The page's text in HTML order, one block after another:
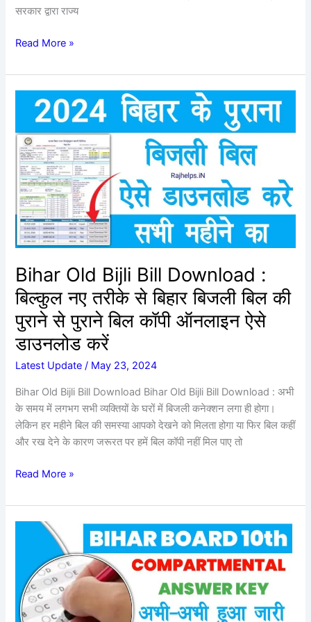
सरकार द्वारा राज्य
योजनाओं
लाभ
Read More »
Bihar Old Bijli Bill Download :
बिल्कुल नए तरीके से बिहार बिजली बिल की
पुराने से पुराने बिल कॉपी ऑनलाइन ऐसे
डाउनलोड करें
Latest Update / May 23, 2024
Bihar Old Bijli Bill Download Bihar Old Bijli Bill Download : अभी
के समय में लगभग सभी व्यक्तियों के घरों में बिजली कनेक्शन लगा ही होगा।
लेकिन हर महीने बिल की समस्या आपको देखने को मिलता होगा या फिर बिल कहीं
और रख देने के कारण जरूरत पर हमें बिल कॉपी नहीं मिल पाए तो
Bihar
Bijli
Bill
Download
बिल्कुल
नए
तरीके
से
बिहार
बिजली
बिल
की
पुराने
से
पुराने
कॉपी
ऑनलाइन
ऐसे
डाउनलोड
Read More »
Compartmental
Exam
Answer